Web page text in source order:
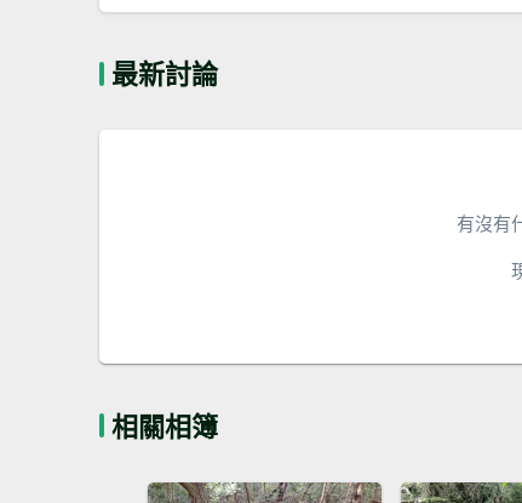
最新討論
有沒有
相關相簿